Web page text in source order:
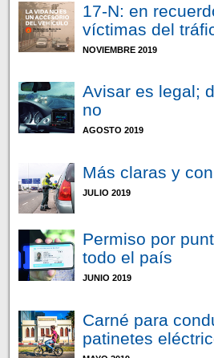
17-N: en
víctimas del
NOVIEMBRE 2019
Avisar es legal;
no
AGOSTO 2019
Más claras y
JULIO 2019
Permiso por
todo el país
JUNIO 2019
Carné para
patinetes